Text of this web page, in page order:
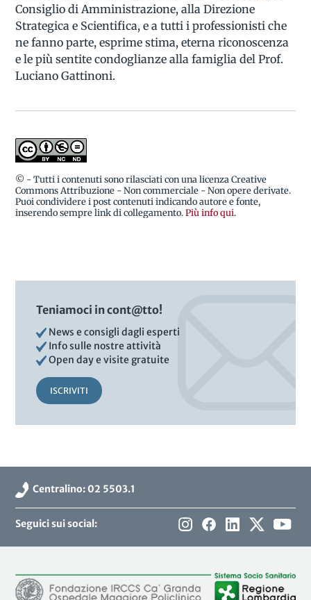
Consiglio di Amministrazione, alla Direzione
Strategica e Scientifica, e a tutti i professionisti che
ne fanno parte, esprime stima, eterna riconoscenza
e le più sentite condoglianze alla famiglia del Prof.
Luciano Gattinoni.
© - Tutti i contenuti sono rilasciati con una licenza Creative
Commons Attribuzione - Non commerciale - Non opere derivate.
Puoi condividere i post contenuti indicando autore e fonte,
inserendo sempre link di collegamento.Più info qui.
Teniamoci in cont@tto!
News e consigli dagli esperti
Info sulle nostre attività
Open day e visite gratuite
ISCRIVITI
Centralino: 02 5503.1
Seguici sui social: